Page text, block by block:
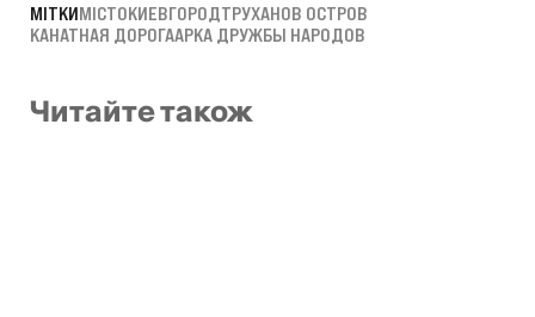
МІТКИМІСТОКИЕВГОРОДТРУХАНОВ ОСТРОВ
КАНАТНАЯ ДОРОГААРКА ДРУЖБЫ НАРОДОВ
Читайте також